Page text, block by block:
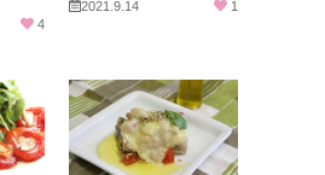
4
2021.9.14 1